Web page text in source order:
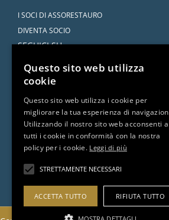
I SOCI DI ASSORESTAURO
DIVENTA SOCIO
SEGUICI SU
SERVIZI
CONVENZIONI
L’AVVOCATO RISPONDE
DOCUMENTI E RISORSE
Questo sito web utilizza
cookie
Questo sito web utilizza i cookie per
migliorare la tua esperienza di
Utilizzando il nostro sito web acconsenti a
tutti i cookie in conformità con la nostra
policy per i cookie. Leggi di più
STRETTAMENTE NECESSARI
ACCETTA TUTTO RIFIUTA TUTTO